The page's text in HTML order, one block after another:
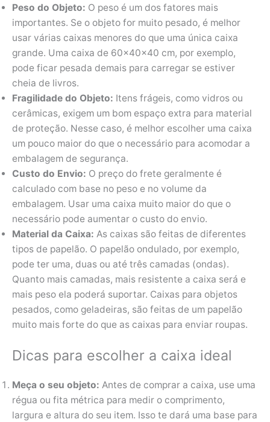
Peso do Objeto: O peso é um dos fatores mais
importantes. Se o objeto for muito pesado, é melhor
usar várias caixas menores do que uma única caixa
grande. Uma caixa de 60x40x40 cm, por exemplo,
pode ficar pesada demais para carregar se estiver
cheia de livros.
Fragilidade do Objeto: Itens frágeis, como vidros ou
cerâmicas, exigem um bom espaço extra para material
de proteção. Nesse caso, é melhor escolher uma caixa
um pouco maior do que o necessário para acomodar a
embalagem de segurança.
Custo do Envio: O preço do frete geralmente é
calculado com base no peso e no volume da
embalagem. Usar uma caixa muito maior do que o
necessário pode aumentar o custo do envio.
Material da Caixa: As caixas são feitas de diferentes
tipos de papelão. O papelão ondulado, por exemplo,
pode ter uma, duas ou até três camadas (ondas).
Quanto mais camadas, mais resistente a caixa será e
mais peso ela poderá suportar. Caixas para objetos
pesados, como geladeiras, são feitas de um papelão
muito mais forte do que as caixas para enviar roupas.
Dicas para escolher a caixa ideal
Meça o seu objeto: Antes de comprar a caixa, use uma
régua ou fita métrica para medir o comprimento,
largura e altura do seu item. Isso te dará uma base para